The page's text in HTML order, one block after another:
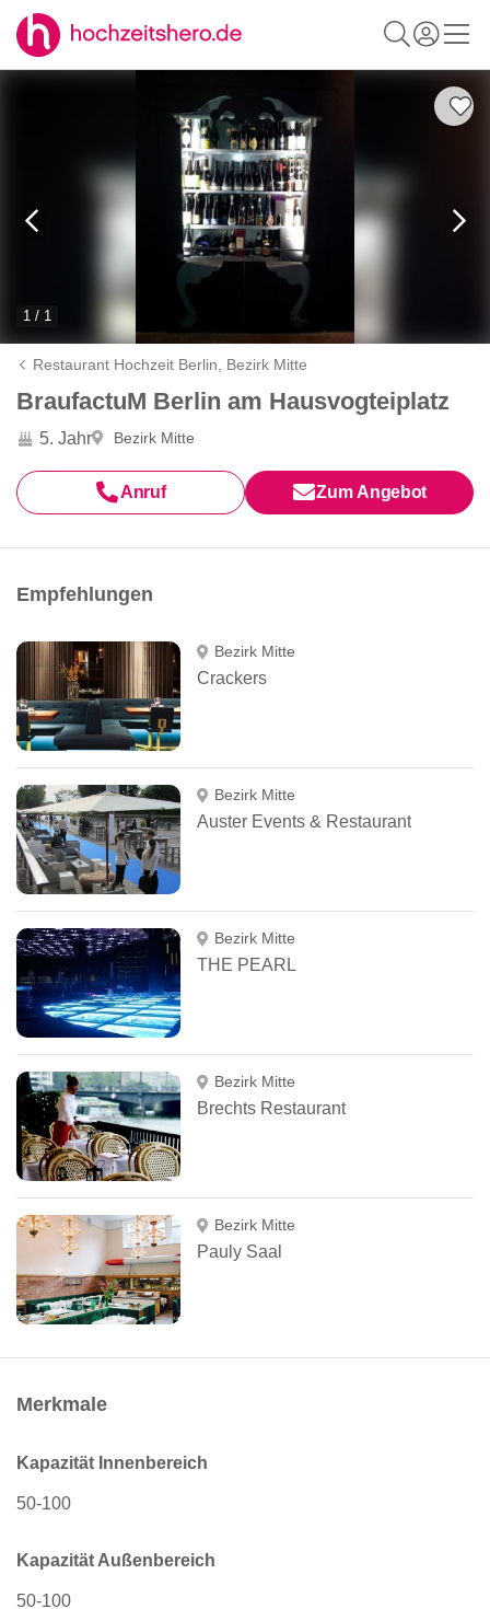
1 / 1
Restaurant Hochzeit Berlin, Bezirk Mitte
BraufactuM Berlin am Hausvogteiplatz
5. Jahr Bezirk Mitte
Anruf Zum Angebot
Empfehlungen
Bezirk Mitte
Crackers
Bezirk Mitte
Auster Events & Restaurant
Bezirk Mitte
THE PEARL
Bezirk Mitte
Brechts Restaurant
Bezirk Mitte
Pauly Saal
Merkmale
Kapazität Innenbereich
50-100
Kapazität Außenbereich
50-100